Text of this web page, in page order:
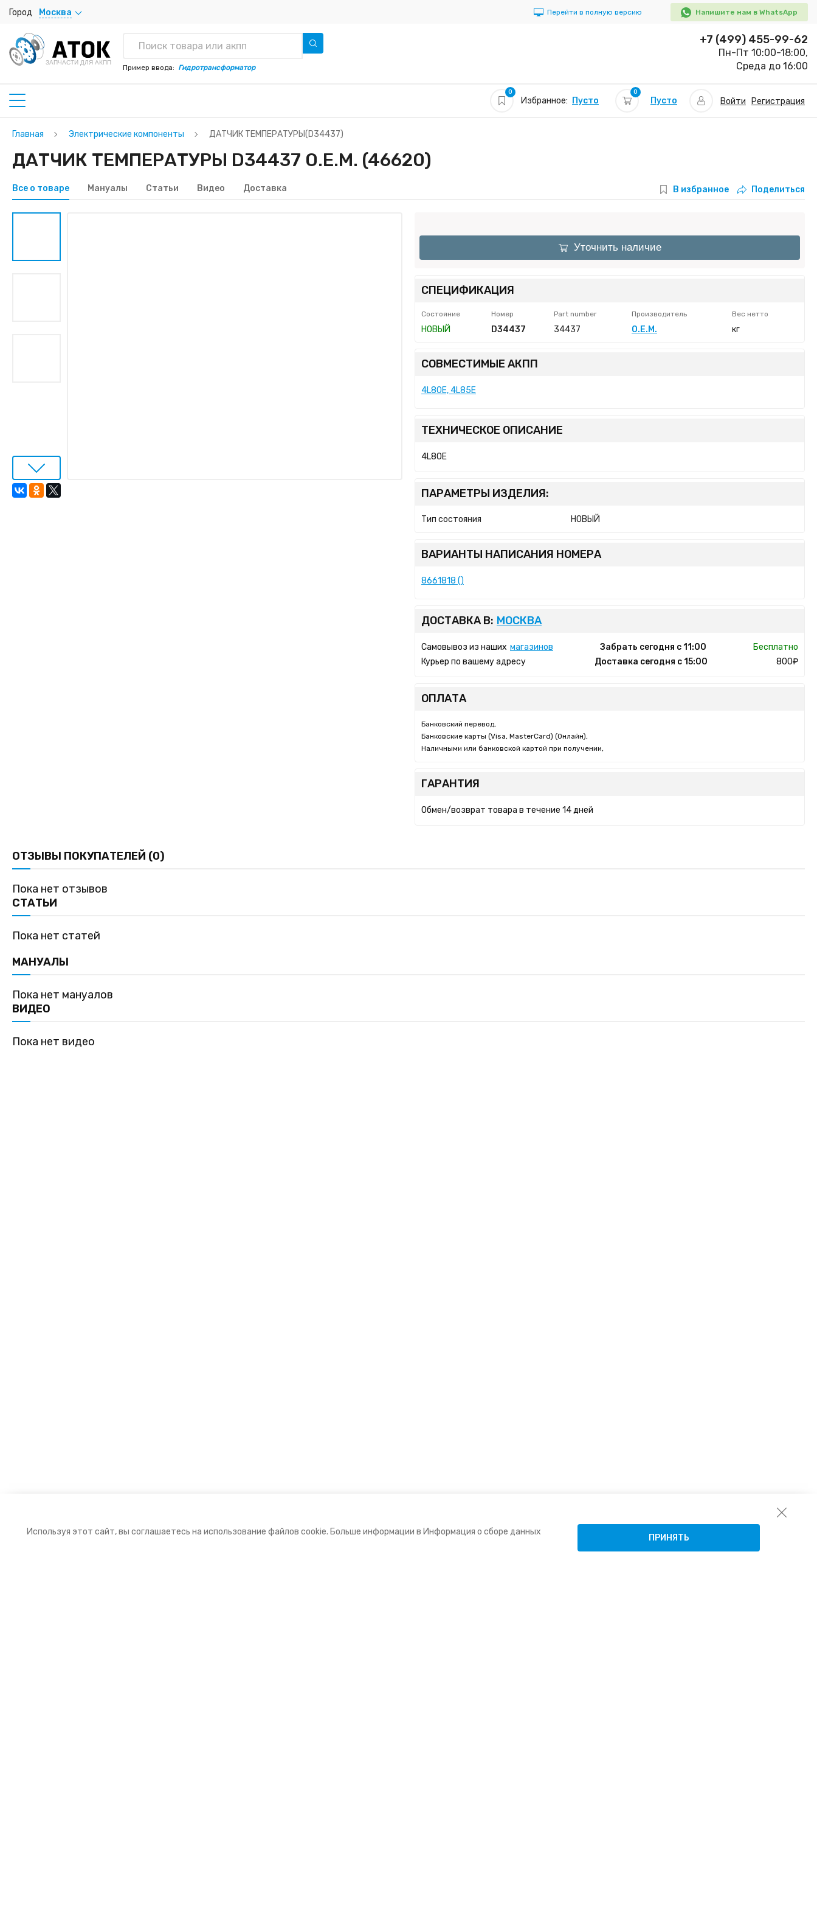
Город Москва Перейти в полную версию Напишите нам в WhatsApp
ЗАПЧАСТИ ДЛЯ АКПП
Пример ввода: Гидротрансформатор
+7 (499) 455-99-62
Пн-Пт 10:00-18:00,
Среда до 16:00
0
Избранное: Пусто
0
Пусто Войти Регистрация
Главная Электрические компоненты ДАТЧИК ТЕМПЕРАТУРЫ(D34437)
ДАТЧИК ТЕМПЕРАТУРЫ D34437 O.E.M. (46620)
Все о товаре Мануалы Статьи Видео Доставка В избранное Поделиться
Уточнить наличие
СПЕЦИФИКАЦИЯ
Состояние Номер Part number Производитель Вес нетто
НОВЫЙ D34437 34437 O.E.M. кг
СОВМЕСТИМЫЕ АКПП
4L80E, 4L85E
ТЕХНИЧЕСКОЕ ОПИСАНИЕ
4L80E
ПАРАМЕТРЫ ИЗДЕЛИЯ:
Тип состояния НОВЫЙ
ВАРИАНТЫ НАПИСАНИЯ НОМЕРА
8661818 ()
ДОСТАВКА В: МОСКВА
Самовывоз из наших магазинов Забрать сегодня с 11:00
Бесплатно
Курьер по вашему адресу
Доставка сегодня с 15:00 800₽
ОПЛАТА
Банковский перевод,
Банковские карты (Visa, MasterCard) (Онлайн),
Наличными или банковской картой при получении,
ГАРАНТИЯ
Обмен/возврат товара в течение 14 дней
ОТЗЫВЫ ПОКУПАТЕЛЕЙ (0)
Пока нет отзывов
СТАТЬИ
Пока нет статей
МАНУАЛЫ
Пока нет мануалов
ВИДЕО
Пока нет видео
Используя этот сайт, вы соглашаетесь на использование файлов cookie. Больше информации в Информация о сборе данных
ПРИНЯТЬ